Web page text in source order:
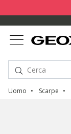
Uomo Scarpe